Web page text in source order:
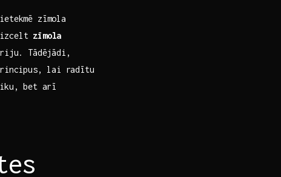
zīmola
zīmola
Tādējādi,⁤
lai⁣ radītu
bet arī